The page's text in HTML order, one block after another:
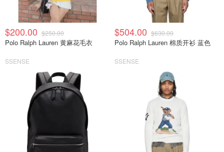
$200.00 $250.00
Polo Ralph Lauren 黄麻花毛衣
SSENSE
$504.00 $630.00
Polo Ralph Lauren 棉质开衫 蓝色
SSENSE